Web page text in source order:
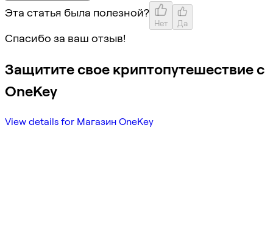
Эта статья была полезной?
Нет Да
Спасибо за ваш отзыв!
Защитите свое криптопутешествие с
OneKey
View details for Магазин OneKey